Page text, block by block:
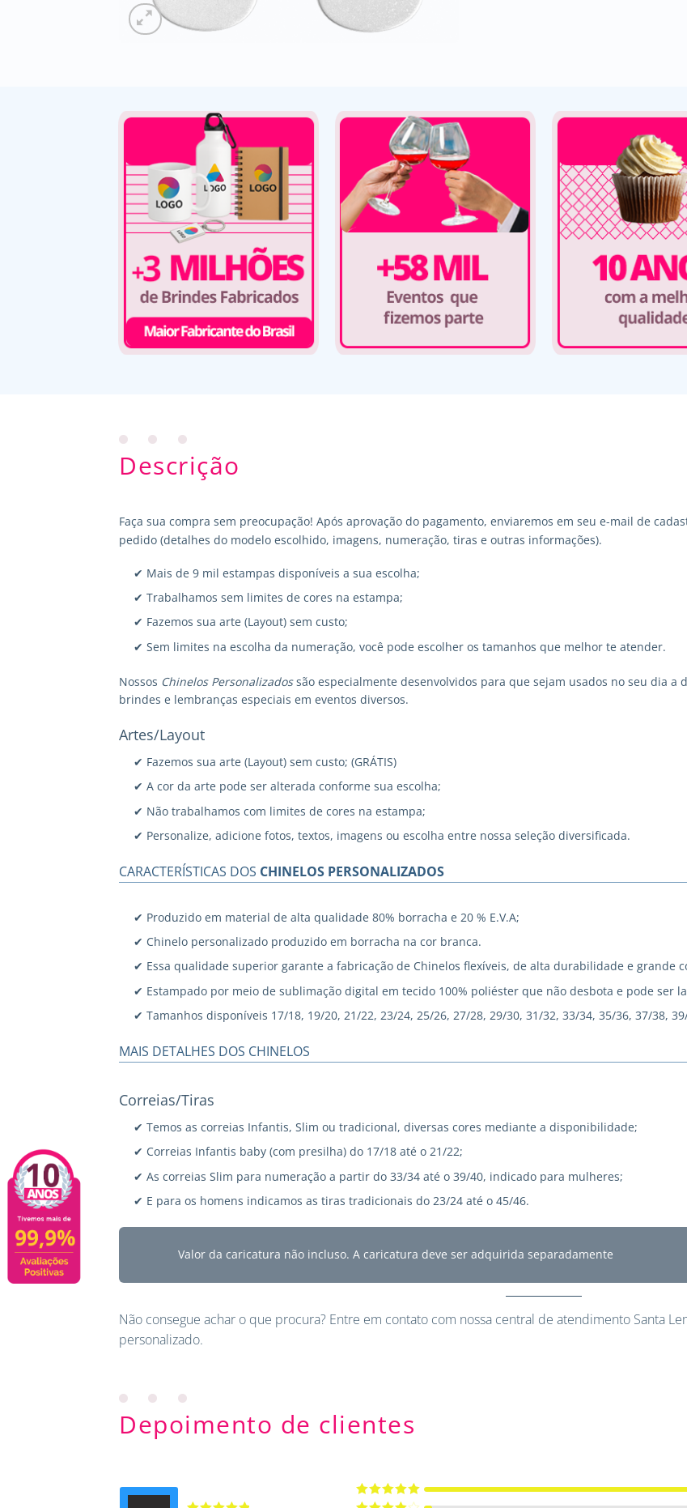
Descrição
Faça sua compra sem preocupação! Após aprovação do pagamento, enviaremos em seu e-mail de
pedido (detalhes do modelo escolhido, imagens, numeração, tiras e outras informações).
✔ Mais de 9 mil estampas disponíveis a sua escolha;
✔ Trabalhamos sem limites de cores na estampa;
✔ Fazemos sua arte (Layout) sem custo;
✔ Sem limites na escolha da numeração, você pode escolher os tamanhos que melhor te atender.
Nossos Chinelos Personalizadossão especialmente desenvolvidos para que sejam usados no seu dia a
brindes e lembranças especiais em eventos diversos.
Artes/Layout
✔ Fazemos sua arte (Layout) sem custo; (GRÁTIS)
✔ A cor da arte pode ser alterada conforme sua escolha;
✔ Não trabalhamos com limites de cores na estampa;
✔ Personalize, adicione fotos, textos, imagens ou escolha entre nossa seleção diversificada.
CARACTERÍSTICAS DOS CHINELOS PERSONALIZADOS
✔ Produzido em material de alta qualidade 80% borracha e 20 % E.V.A;
✔ Chinelo personalizado produzido em borracha na cor branca.
✔ Essa qualidade superior garante a fabricação de Chinelos flexíveis, de alta durabilidade e grande
✔ Estampado por meio de sublimação digital em tecido 100% poliéster que não desbota e pode ser
✔ Tamanhos disponíveis 17/18, 19/20, 21/22, 23/24, 25/26, 27/28, 29/30, 31/32, 33/34, 35/36, 37/38,
MAIS DETALHES DOS CHINELOS
Correias/Tiras
✔ Temos as correias Infantis, Slim ou tradicional, diversas cores mediante a disponibilidade;
✔ Correias Infantis baby (com presilha) do 17/18 até o 21/22;
✔ As correias Slim para numeração a partir do 33/34 até o 39/40, indicado para mulheres;
✔ E para os homens indicamos as tiras tradicionais do 23/24 até o 45/46.
Valor da caricatura não incluso. A caricatura deve ser adquirida separadamente
Não consegue achar o que procura? Entre em contato com nossa central de atendimento Santa
personalizado.
Depoimento de clientes
Avaliação5